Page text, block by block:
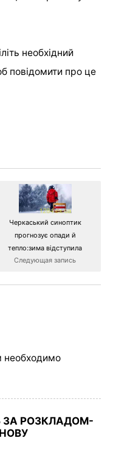
необхідний
повідомити про це
Черкаський синоптик
прогнозує опади й
тепло:зима відступила
Следующая запись
необходимо
ЗА РОЗКЛАДОМ-